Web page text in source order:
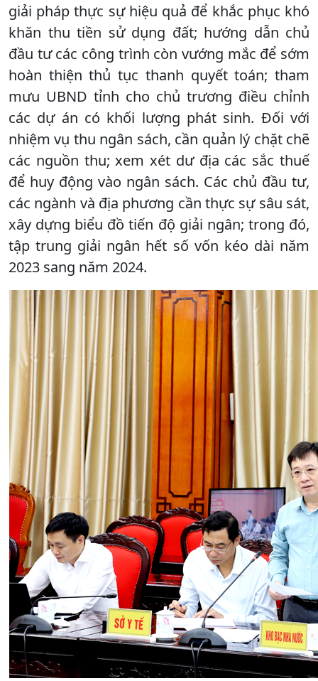
giải pháp thực sự hiệu quả để khắc phục khó
khăn thu tiền sử dụng đất; hướng dẫn chủ
đầu tư các công trình còn vướng mắc để sớm
hoàn thiện thủ tục thanh quyết toán; tham
mưu UBND tỉnh cho chủ trương điều chỉnh
các dự án có khối lượng phát sinh. Đối với
nhiệm vụ thu ngân sách, cần quản lý chặt chẽ
các nguồn thu; xem xét dư địa các sắc thuế
để huy động vào ngân sách. Các chủ đầu tư,
các ngành và địa phương cần thực sự sâu sát,
xây dựng biểu đồ tiến độ giải ngân; trong đó,
tập trung giải ngân hết số vốn kéo dài năm
2023 sang năm 2024.